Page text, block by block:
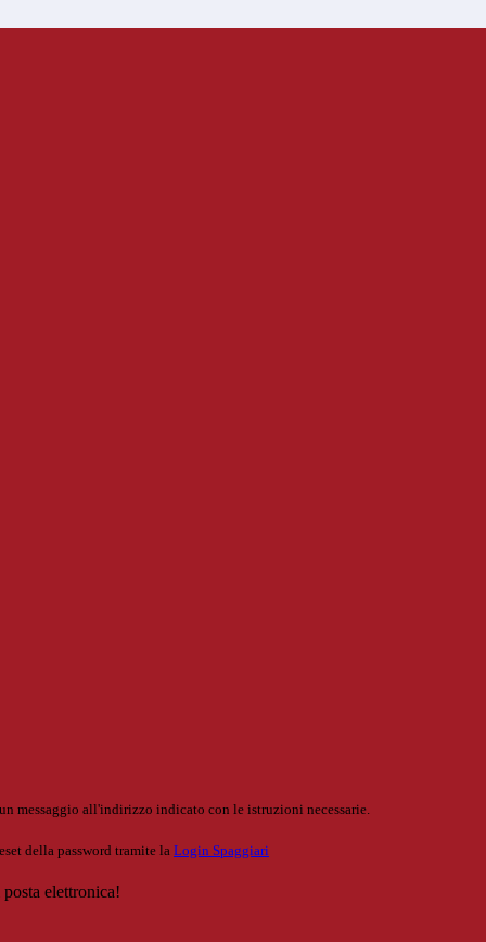
messaggio all'indirizzo indicato con le istruzioni necessarie.
della password tramite la Login Spaggiari
elettronica!